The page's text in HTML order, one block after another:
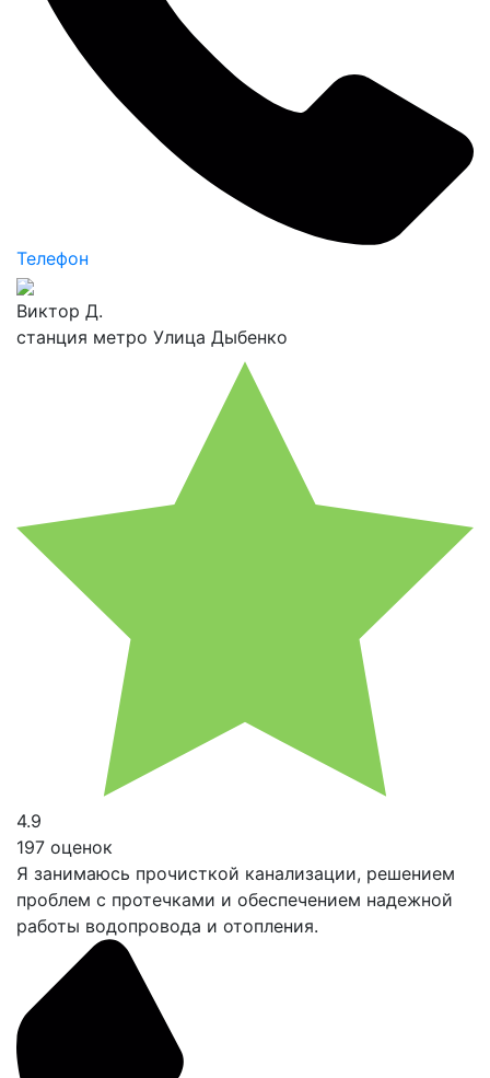
Телефон
Виктор Д.
станция метро Улица Дыбенко
4.9
197 оценок
Я занимаюсь прочисткой канализации, решением
проблем с протечками и обеспечением надежной
работы водопровода и отопления.